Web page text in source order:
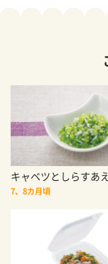
キャベツとしらすあえ
7、8カ月頃